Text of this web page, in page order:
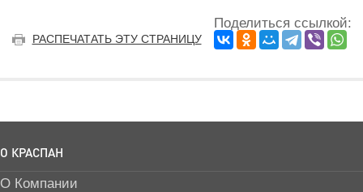
РАСПЕЧАТАТЬ ЭТУ СТРАНИЦУ
Поделиться ссылкой:
О КРАСПАН
О Компании